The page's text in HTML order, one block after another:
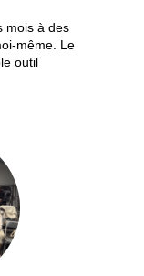
mois à des
même. Le
outil
à s’exprimer et